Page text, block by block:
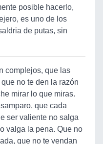
posible hacerlo,
es uno de los
de putas, sin
complejos, que las
no te den la razón
mirar lo que miras.
que cada
ser valiente no salga
valga la pena. Que no
que no te vendan